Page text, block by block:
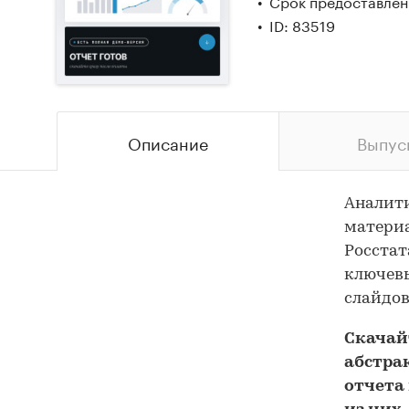
ID: 83519
Описание
отчета